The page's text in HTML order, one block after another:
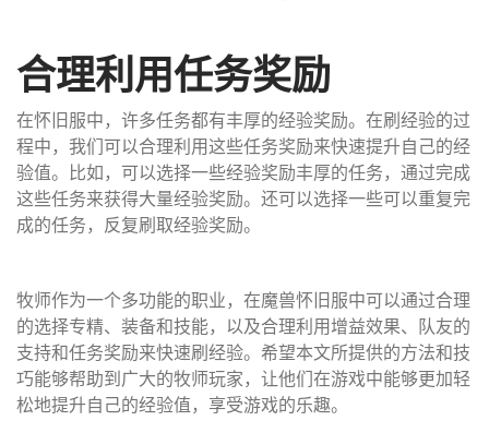
合理利用任务奖励
在怀旧服中，许多任务都有丰厚的经验奖励。在刷经验的过
程中，我们可以合理利用这些任务奖励来快速提升自己的经
验值。比如，可以选择一些经验奖励丰厚的任务，通过完成
这些任务来获得大量经验奖励。还可以选择一些可以重复完
成的任务，反复刷取经验奖励。
牧师作为一个多功能的职业，在魔兽怀旧服中可以通过合理
的选择专精、装备和技能，以及合理利用增益效果、队友的
支持和任务奖励来快速刷经验。希望本文所提供的方法和技
巧能够帮助到广大的牧师玩家，让他们在游戏中能够更加轻
松地提升自己的经验值，享受游戏的乐趣。